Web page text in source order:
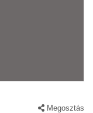
Megosztás